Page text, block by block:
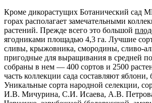
Кроме дикорастущих Ботанический сад
горах располагает замечательными
растений. Прежде всего это большой
ягодниками площадью 4,3 га. Лучшие
сливы, крыжовника, смородины, сливо-
пригодные для выращивания в средней
собраны в нем — 400 сортов и 2500
часть коллекции сада составляют яблони,
Уникальные сорта народной селекции,
И.В. Мичурина, С.И. Исаева, А.В.